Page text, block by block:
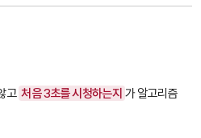
고 처음 3초를 시청하는지 가 알고리즘